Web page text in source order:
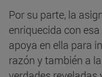
Por su parte, la
enriquecida con
apoya en ella para
razón y también a